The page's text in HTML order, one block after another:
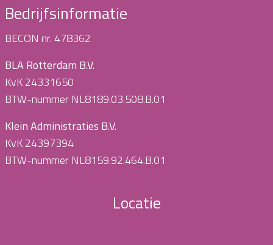
Bedrijfsinformatie
BECON nr. 478362
BLA Rotterdam B.V.
KvK 24331650
BTW-nummer NL8189.03.508.B.01
Klein Administraties B.V.
KvK 24397394
BTW-nummer NL8159.92.464.B.01
Locatie